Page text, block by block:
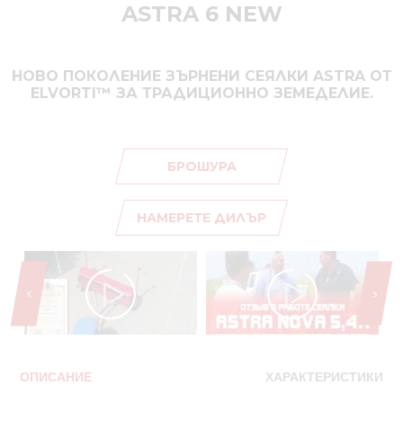
ASTRA 6 NEW
НОВО ПОКОЛЕНИЕ ЗЪРНЕНИ СЕЯЛКИ ASTRA ОТ
ELVORTI™ ЗА ТРАДИЦИОННО ЗЕМЕДЕЛИЕ.
БРОШУРА
НАМЕРЕТЕ ДИЛЪР
OПИСАНИЕ ХАРАКТЕРИСТИКИ